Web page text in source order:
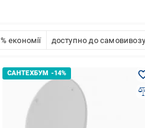
% економії доступно до самовивозу